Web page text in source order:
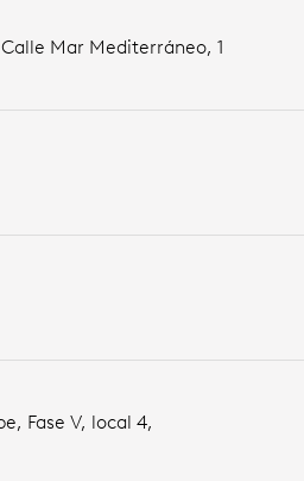
Mar Mediterráneo, 1
Fase V, local 4,